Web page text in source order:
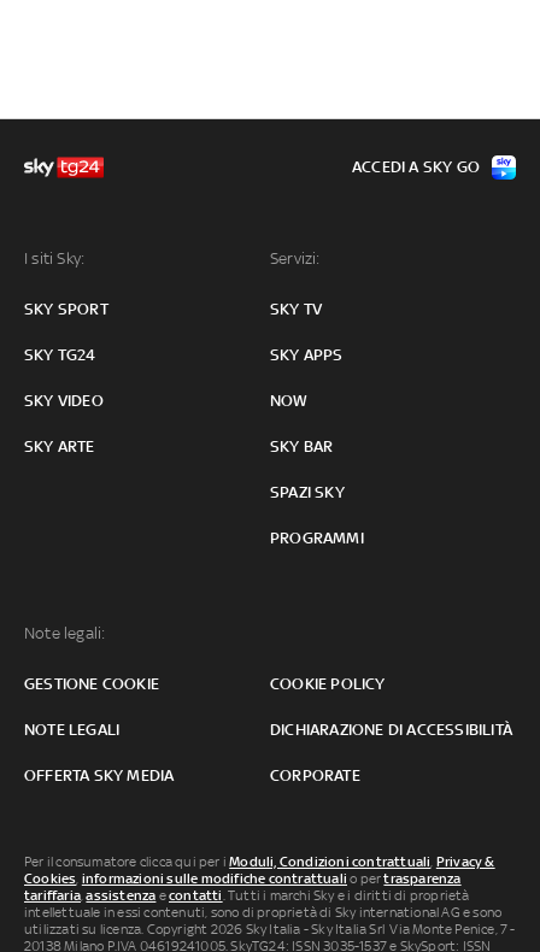
I siti Sky:
SKY SPORT
SKY TG24
SKY VIDEO
SKY ARTE
Servizi:
SKY TV
SKY APPS
NOW
SKY BAR
SPAZI SKY
PROGRAMMI
Note legali:
GESTIONE COOKIE COOKIE POLICY
NOTE LEGALI DICHIARAZIONE DI ACCESSIBILITÀ
OFFERTA SKY MEDIA CORPORATE
ACCEDI A SKY GO
Per il consumatore clicca qui per iModuli, Condizioni contrattuali, Privacy &
Cookies, informazioni sulle modifiche contrattuali o pertrasparenza
tariffaria,assistenza econtatti. Tutti i marchi Sky e i diritti di proprietà
intellettuale in essi contenuti, sono di proprietà di Sky international AG e sono
utilizzati su licenza. Copyright 2026 Sky Italia - Sky Italia Srl Via Monte Penice, 7 -
20138 Milano P.IVA 04619241005. SkyTG24: ISSN 3035-1537 e SkySport: ISSN